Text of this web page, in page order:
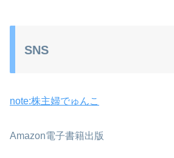
SNS
note:株主婦でゅんこ
Amazon電子書籍出版